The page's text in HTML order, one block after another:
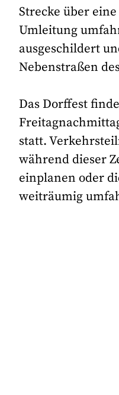
Strecke über
Umleitung
ausgeschildert
Nebenstraßen
Das Dorffest
statt.
während dieser
einplanen oder
weiträumig